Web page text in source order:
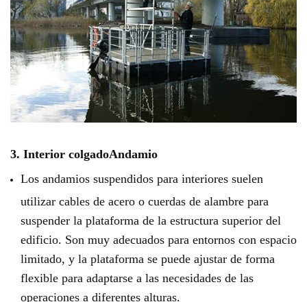
3. Interior colgadoAndamio
Los andamios suspendidos para interiores suelen
utilizar cables de acero o cuerdas de alambre para
suspender la plataforma de la estructura superior del
edificio. Son muy adecuados para entornos con espacio
limitado, y la plataforma se puede ajustar de forma
flexible para adaptarse a las necesidades de las
operaciones a diferentes alturas.